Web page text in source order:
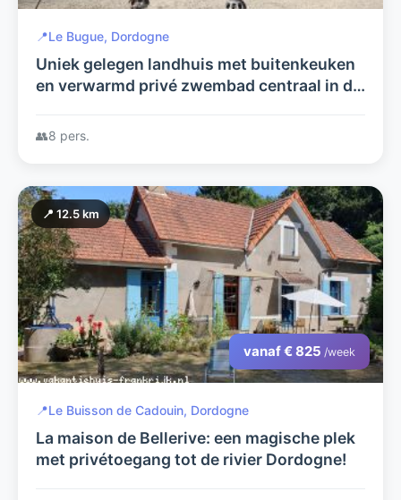
📍Le Bugue, Dordogne
Uniek gelegen landhuis met buitenkeuken
en verwarmd privé zwembad centraal in de
👥8 pers.
📍 12.5 km
vanaf € 825 /week
📍Le Buisson de Cadouin, Dordogne
La maison de Bellerive: een magische plek
met privétoegang tot de rivier Dordogne!